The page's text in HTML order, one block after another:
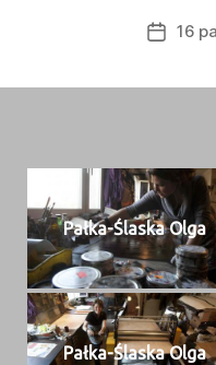
Data
16
Pał­ka-Ślas­ka Olga
Pał­ka-Ślas­ka Olga